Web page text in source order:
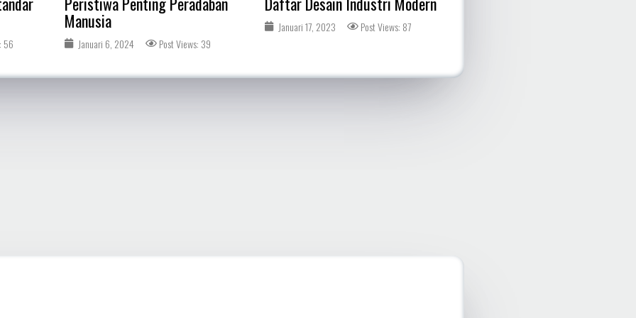
56
Manusia
Januari 6, 2024 Post Views: 39
Januari 17, 2023 Post Views: 87
123456